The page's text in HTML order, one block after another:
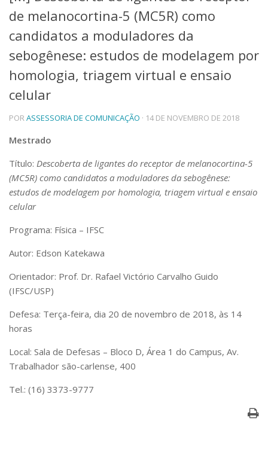
Telefones e Mapas
Pessoas
Ensino
Graduação
Pós-Graduação
Educação a distância
Cursos de Extensão
Pesquisa e Inovação
Centros, Núcleos e Projetos em Rede
Pós-doutorado
Iniciação Científica
Transferência de Tecnologia
Empresas Juniores
Extensão à Comunidade
Projetos, Programas e Cursos
Museus e Espaços Interativos
Serviços
Bibliotecas
Segurança, Trânsito e Prevenção
Comunicação
Aplicativos e Sites
de melanocortina-5 (MC5R) como
candidatos a moduladores da
sebogênese: estudos de modelagem por
homologia, triagem virtual e ensaio
celular
PORASSESSORIA DE COMUNICAÇÃO · 14 DE NOVEMBRO DE 2018
Mestrado
Título: Descoberta de ligantes do receptor de melanocortina-5
(MC5R) como candidatos a moduladores da sebogênese:
estudos de modelagem por homologia, triagem virtual e ensaio
celular
Programa: Física – IFSC
Autor: Edson Katekawa
Orientador: Prof. Dr. Rafael Victório Carvalho Guido
(IFSC/USP)
Defesa: Terça-feira, dia 20 de novembro de 2018, às 14
horas
Local: Sala de Defesas – Bloco D, Área 1 do Campus, Av.
Trabalhador são-carlense, 400
Tel.: (16) 3373-9777